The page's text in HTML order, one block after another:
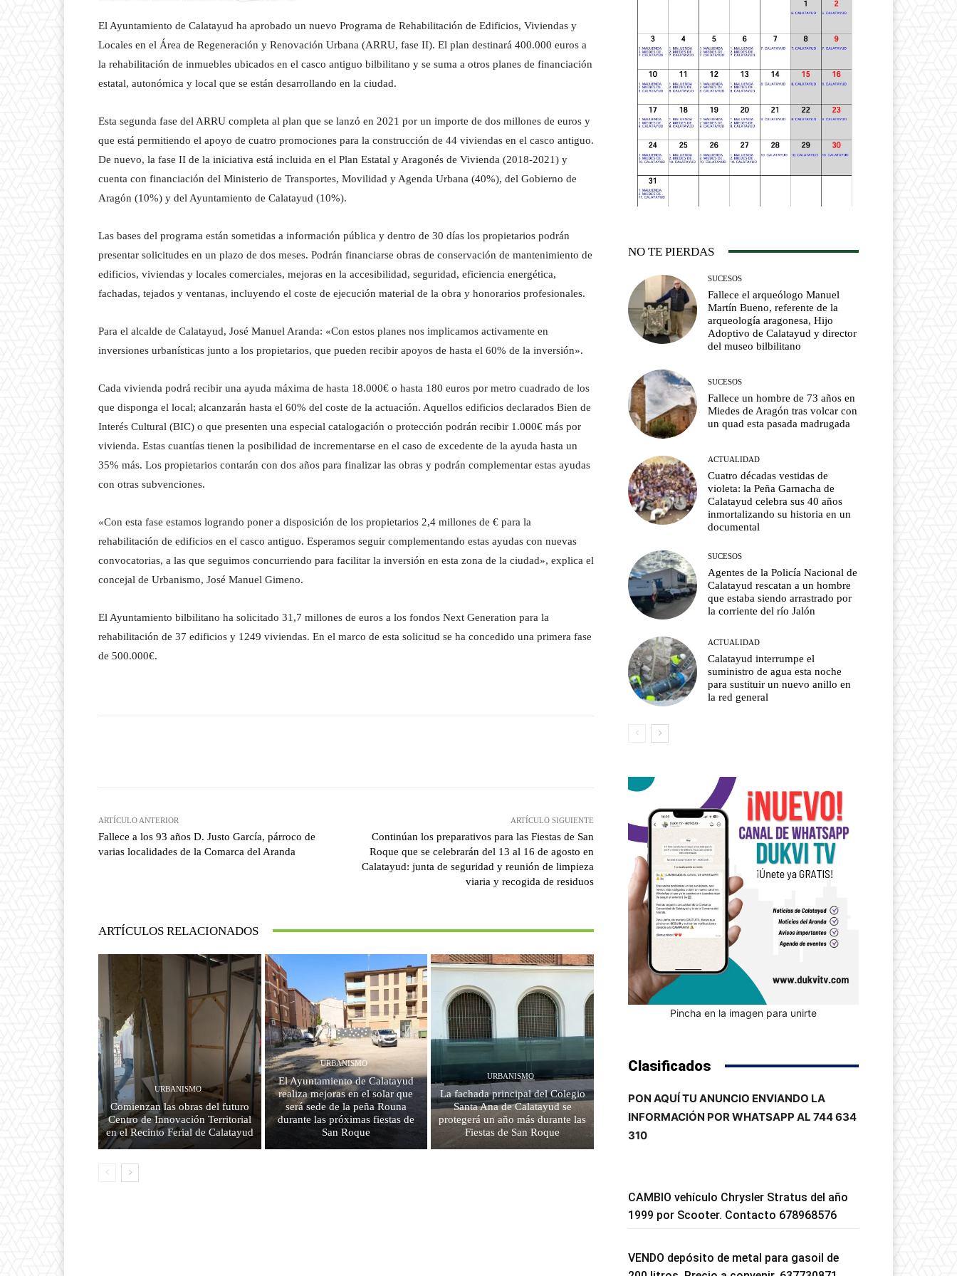
El Ayuntamiento de Calatayud ha aprobado un nuevo Programa de Rehabilitación de Edificios, Viviendas y
Locales en el Área de Regeneración y Renovación Urbana (ARRU, fase II). El plan destinará 400.000 euros a
la rehabilitación de inmuebles ubicados en el casco antiguo bilbilitano y se suma a otros planes de financiación
estatal, autonómica y local que se están desarrollando en la ciudad.
Esta segunda fase del ARRU completa al plan que se lanzó en 2021 por un importe de dos millones de euros y
que está permitiendo el apoyo de cuatro promociones para la construcción de 44 viviendas en el casco antiguo.
De nuevo, la fase II de la iniciativa está incluida en el Plan Estatal y Aragonés de Vivienda (2018-2021) y
cuenta con financiación del Ministerio de Transportes, Movilidad y Agenda Urbana (40%), del Gobierno de
Aragón (10%) y del Ayuntamiento de Calatayud (10%).
Las bases del programa están sometidas a información pública y dentro de 30 días los propietarios podrán
presentar solicitudes en un plazo de dos meses. Podrán financiarse obras de conservación de mantenimiento de
edificios, viviendas y locales comerciales, mejoras en la accesibilidad, seguridad, eficiencia energética,
fachadas, tejados y ventanas, incluyendo el coste de ejecución material de la obra y honorarios profesionales.
Para el alcalde de Calatayud, José Manuel Aranda: «Con estos planes nos implicamos activamente en
inversiones urbanísticas junto a los propietarios, que pueden recibir apoyos de hasta el 60% de la inversión».
Cada vivienda podrá recibir una ayuda máxima de hasta 18.000€ o hasta 180 euros por metro cuadrado de los
que disponga el local; alcanzarán hasta el 60% del coste de la actuación. Aquellos edificios declarados Bien de
Interés Cultural (BIC) o que presenten una especial catalogación o protección podrán recibir 1.000€ más por
vivienda. Estas cuantías tienen la posibilidad de incrementarse en el caso de excedente de la ayuda hasta un
35% más. Los propietarios contarán con dos años para finalizar las obras y podrán complementar estas ayudas
con otras subvenciones.
«Con esta fase estamos logrando poner a disposición de los propietarios 2,4 millones de € para la
rehabilitación de edificios en el casco antiguo. Esperamos seguir complementando estas ayudas con nuevas
convocatorias, a las que seguimos concurriendo para facilitar la inversión en esta zona de la ciudad», explica el
concejal de Urbanismo, José Manuel Gimeno.
El Ayuntamiento bilbilitano ha solicitado 31,7 millones de euros a los fondos Next Generation para la
rehabilitación de 37 edificios y 1249 viviendas. En el marco de esta solicitud se ha concedido una primera fase
de 500.000€.
ARTÍCULO ANTERIOR
Fallece a los 93 años D. Justo García, párroco de
varias localidades de la Comarca del Aranda
ARTÍCULO SIGUIENTE
Continúan los preparativos para las Fiestas de San
Roque que se celebrarán del 13 al 16 de agosto en
Calatayud: junta de seguridad y reunión de limpieza
viaria y recogida de residuos
ARTÍCULOS RELACIONADOS
URBANISMO
Comienzan las obras del futuro
Centro de Innovación Territorial
en el Recinto Ferial de Calatayud
URBANISMO
El Ayuntamiento de Calatayud
realiza mejoras en el solar que
será sede de la peña Rouna
durante las próximas fiestas de
San Roque
URBANISMO
La fachada principal del Colegio
Santa Ana de Calatayud se
protegerá un año más durante las
Fiestas de San Roque
NO TE PIERDAS
SUCESOS
Fallece el arqueólogo Manuel
Martín Bueno, referente de la
arqueología aragonesa, Hijo
Adoptivo de Calatayud y director
del museo bilbilitano
SUCESOS
Fallece un hombre de 73 años en
Miedes de Aragón tras volcar con
un quad esta pasada madrugada
ACTUALIDAD
Cuatro décadas vestidas de
violeta: la Peña Garnacha de
Calatayud celebra sus 40 años
inmortalizando su historia en un
documental
SUCESOS
Agentes de la Policía Nacional de
Calatayud rescatan a un hombre
que estaba siendo arrastrado por
la corriente del río Jalón
ACTUALIDAD
Calatayud interrumpe el
suministro de agua esta noche
para sustituir un nuevo anillo en
la red general
Pincha en la imagen para unirte
Clasificados
PON AQUÍ TU ANUNCIO ENVIANDO LA
INFORMACIÓN POR WHATSAPP AL 744 634
310
CAMBIO vehículo Chrysler Stratus del año
1999 por Scooter. Contacto 678968576
VENDO depósito de metal para gasoil de